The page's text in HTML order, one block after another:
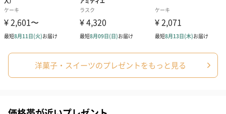
洋菓子・スイーツのプレゼントをもっと見る